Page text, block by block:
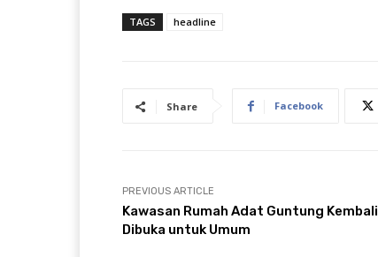
TAGS headline
Share Facebook
PREVIOUS ARTICLE
Kawasan Rumah Adat Guntung Kembali
Dibuka untuk Umum